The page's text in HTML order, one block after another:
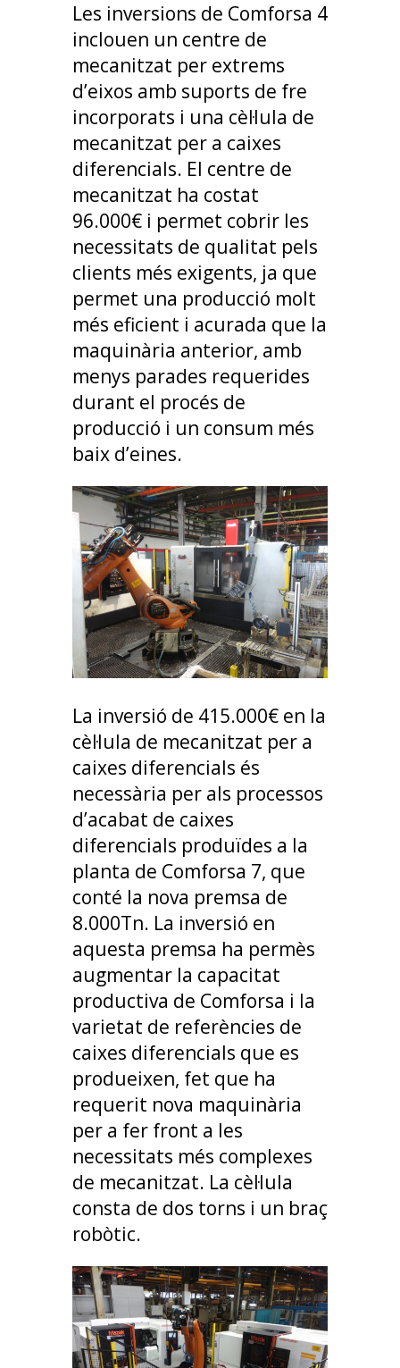
Les inversions de Comforsa 4
inclouen un centre de
mecanitzat per extrems
d’eixos amb suports de fre
incorporats i una cèl·lula de
mecanitzat per a caixes
diferencials. El centre de
mecanitzat ha costat
96.000€ i permet cobrir les
necessitats de qualitat pels
clients més exigents, ja que
permet una producció molt
més eficient i acurada que la
maquinària anterior, amb
menys parades requerides
durant el procés de
producció i un consum més
baix d’eines.
La inversió de 415.000€ en la
cèl·lula de mecanitzat per a
caixes diferencials és
necessària per als processos
d’acabat de caixes
diferencials produïdes a la
planta de Comforsa 7, que
conté la nova premsa de
8.000Tn. La inversió en
aquesta premsa ha permès
augmentar la capacitat
productiva de Comforsa i la
varietat de referències de
caixes diferencials que es
produeixen, fet que ha
requerit nova maquinària
per a fer front a les
necessitats més complexes
de mecanitzat. La cèl·lula
consta de dos torns i un braç
robòtic.